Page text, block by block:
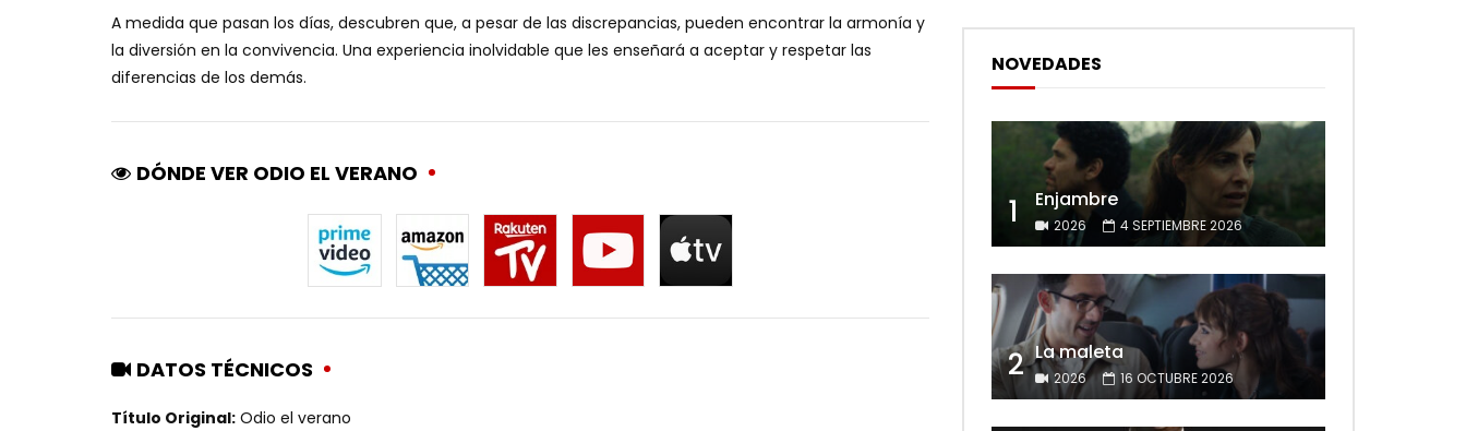
A medida que pasan los días, descubren que, a pesar de las discrepancias, pueden encontrar la armonía y
la diversión en la convivencia. Una experiencia inolvidable que les enseñará a aceptar y respetar las
diferencias de los demás.
DÓNDE VER ODIO EL VERANO
DATOS TÉCNICOS
Título Original: Odio el verano
NOVEDADES
1 Enjambre
2026 4 SEPTIEMBRE 2026
2 La maleta
2026 16 OCTUBRE 2026